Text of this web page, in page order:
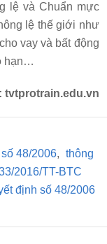
lệ và Chuẩn mực
lệ thế giới như
vay và bất động
hạn…
tvtprotrain.edu.vn
48/2006,
thông
2016/TT-BTC
định số 48/2006